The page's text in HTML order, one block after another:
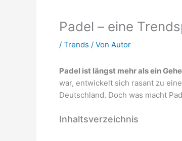
Padel – eine
/ Trends / Von Autor
Padel ist längst mehr als ein
war, entwickelt sich rasant zu
Deutschland. Doch was macht
Inhaltsverzeichnis